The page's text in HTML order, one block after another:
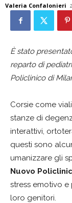
Valeria Confalonieri
È stato
reparto di
Policlinico di
Corsie come
stanze di
interattivi,
questi sono
umanizzare gli
Nuovo
stress emotivo
loro genitori.